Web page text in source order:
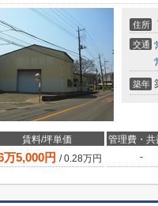
住所
交通
築年
賃料/坪単価 管理費・共
万5,000円 /0.28万円 -